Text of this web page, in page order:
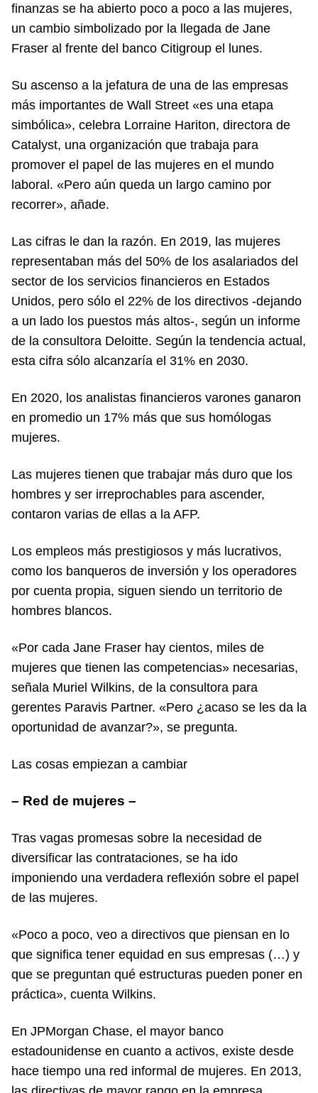
finanzas se ha abierto poco a poco a las mujeres,
un cambio simbolizado por la llegada de Jane
Fraser al frente del banco Citigroup el lunes.
Su ascenso a la jefatura de una de las empresas
más importantes de Wall Street «es una etapa
simbólica», celebra Lorraine Hariton, directora de
Catalyst, una organización que trabaja para
promover el papel de las mujeres en el mundo
laboral. «Pero aún queda un largo camino por
recorrer», añade.
Las cifras le dan la razón. En 2019, las mujeres
representaban más del 50% de los asalariados del
sector de los servicios financieros en Estados
Unidos, pero sólo el 22% de los directivos -dejando
a un lado los puestos más altos-, según un informe
de la consultora Deloitte. Según la tendencia actual,
esta cifra sólo alcanzaría el 31% en 2030.
En 2020, los analistas financieros varones ganaron
en promedio un 17% más que sus homólogas
mujeres.
Las mujeres tienen que trabajar más duro que los
hombres y ser irreprochables para ascender,
contaron varias de ellas a la AFP.
Los empleos más prestigiosos y más lucrativos,
como los banqueros de inversión y los operadores
por cuenta propia, siguen siendo un territorio de
hombres blancos.
«Por cada Jane Fraser hay cientos, miles de
mujeres que tienen las competencias» necesarias,
señala Muriel Wilkins, de la consultora para
gerentes Paravis Partner. «Pero ¿acaso se les da la
oportunidad de avanzar?», se pregunta.
Las cosas empiezan a cambiar
– Red de mujeres –
Tras vagas promesas sobre la necesidad de
diversificar las contrataciones, se ha ido
imponiendo una verdadera reflexión sobre el papel
de las mujeres.
«Poco a poco, veo a directivos que piensan en lo
que significa tener equidad en sus empresas (…) y
que se preguntan qué estructuras pueden poner en
práctica», cuenta Wilkins.
En JPMorgan Chase, el mayor banco
estadounidense en cuanto a activos, existe desde
hace tiempo una red informal de mujeres. En 2013,